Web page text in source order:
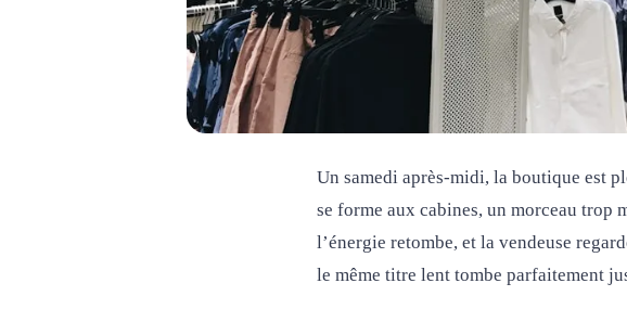
Un samedi après-midi, la boutique est
se forme aux cabines, un morceau trop
l’énergie retombe, et la vendeuse
le même titre lent tombe parfaitement